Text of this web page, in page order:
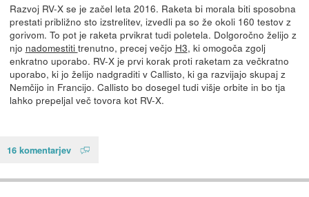
Razvoj RV-X se je začel leta 2016. Raketa bi morala biti sposobna
prestati približno sto izstrelitev, izvedli pa so že okoli 160 testov z
gorivom. To pot je raketa prvikrat tudi poletela. Dolgoročno želijo z
njo nadomestiti trenutno, precej večjo H3, ki omogoča zgolj
enkratno uporabo. RV-X je prvi korak proti raketam za večkratno
uporabo, ki jo želijo nadgraditi v Callisto, ki ga razvijajo skupaj z
Nemčijo in Francijo. Callisto bo dosegel tudi višje orbite in bo tja
lahko prepeljal več tovora kot RV-X.
16 komentarjev